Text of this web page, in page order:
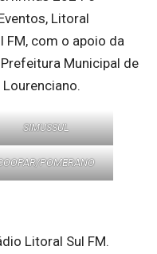
Litoral
FM, com o apoio da
Municipal de
SIMUSSUL
POMERANO
Litoral Sul FM.